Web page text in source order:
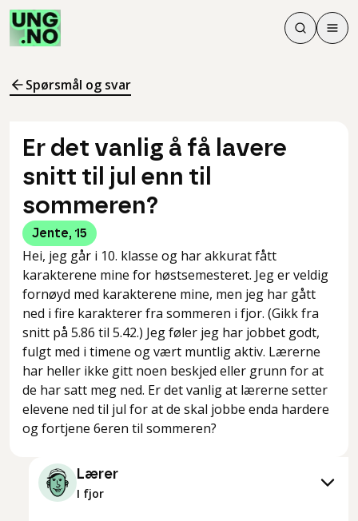
Søk
Søk
Meny
Spørsmål og svar
Er det vanlig å få lavere
snitt til jul enn til
sommeren?
Jente, 15
Hei, jeg går i 10. klasse og har akkurat fått
karakterene mine for høstsemesteret. Jeg er veldig
fornøyd med karakterene mine, men jeg har gått
ned i fire karakterer fra sommeren i fjor. (Gikk fra
snitt på 5.86 til 5.42.) Jeg føler jeg har jobbet godt,
fulgt med i timene og vært muntlig aktiv. Lærerne
har heller ikke gitt noen beskjed eller grunn for at
de har satt meg ned. Er det vanlig at lærerne setter
elevene ned til jul for at de skal jobbe enda hardere
og fortjene 6eren til sommeren?
Lærer
I fjor